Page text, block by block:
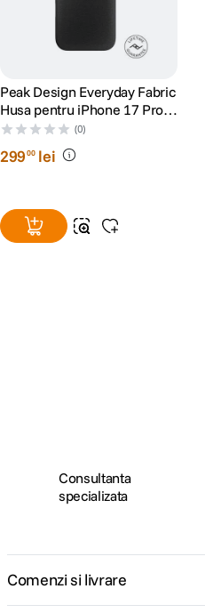
Peak Design Everyday Fabric
Husa pentru iPhone 17 Pro
Gri
(0)
29900 lei
Consultanta
specializata
Comenzi si livrare